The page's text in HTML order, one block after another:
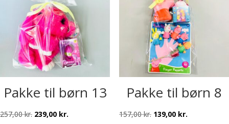
Pakke til børn 13
257,00kr. Den
239,00 kr.
Pakke til børn 8
157,00kr. Den
139,00 kr.Den